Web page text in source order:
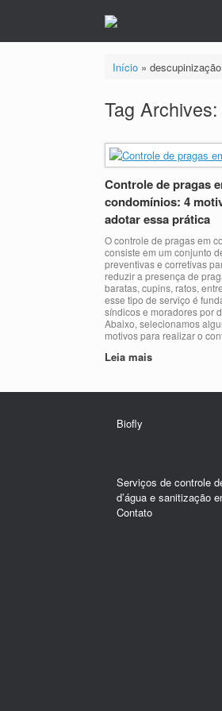
Início»
Tag Archives:
Controle de pragas
condomínios: 4
adotar essa prática
O controle de pragas em
consiste em um conjunto
preventivas e corretivas
reduzir a presença de
baratas, cupins, ratos,
esse tipo de serviço é
síndicos e moradores por
Abaixo, selecionamos
motivos para realizar o
Leia mais
Biofly
Serviços de controle
d’água e sanitização
Contato